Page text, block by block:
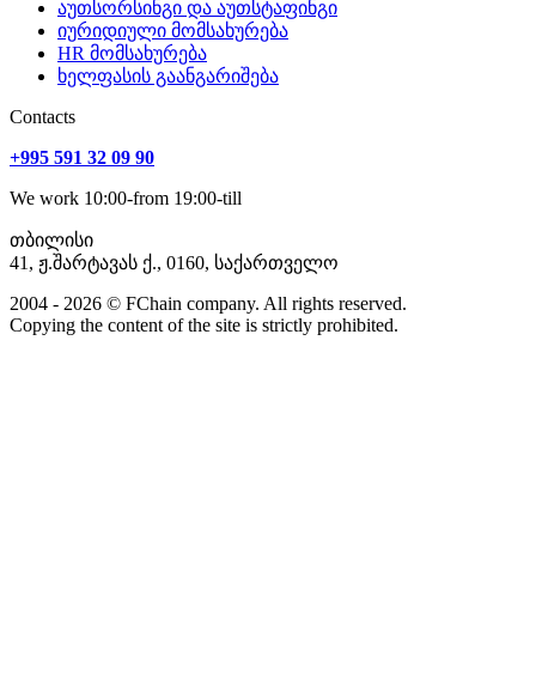
აუთსორსინგი და აუთსტაფინგი
იურიდიული მომსახურება
HR მომსახურება
ხელფასის გაანგარიშება
Сontacts
+995 591 32 09 90
We work 10:00-from 19:00-till
თბილისი
41, ჟ.შარტავას ქ., 0160, საქართველო
2004 - 2026 © FChain company. All rights reserved.
Copying the content of the site is strictly prohibited.